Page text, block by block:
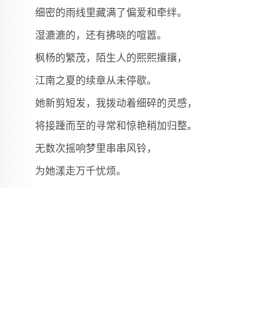
细密的雨线里藏满了偏爱和牵绊。
湿漉漉的，还有拂晓的喧嚣。
枫杨的繁茂，陌生人的熙熙攘攘，
江南之夏的续章从未停歇。
她新剪短发，我拨动着细碎的灵感，
将接踵而至的寻常和惊艳稍加归整。
无数次摇响梦里串串风铃，
为她漾走万千忧烦。